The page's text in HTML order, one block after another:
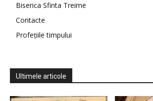
Biserica Sfinta Treime
Contacte
Profețiile timpului
Ultimele articole